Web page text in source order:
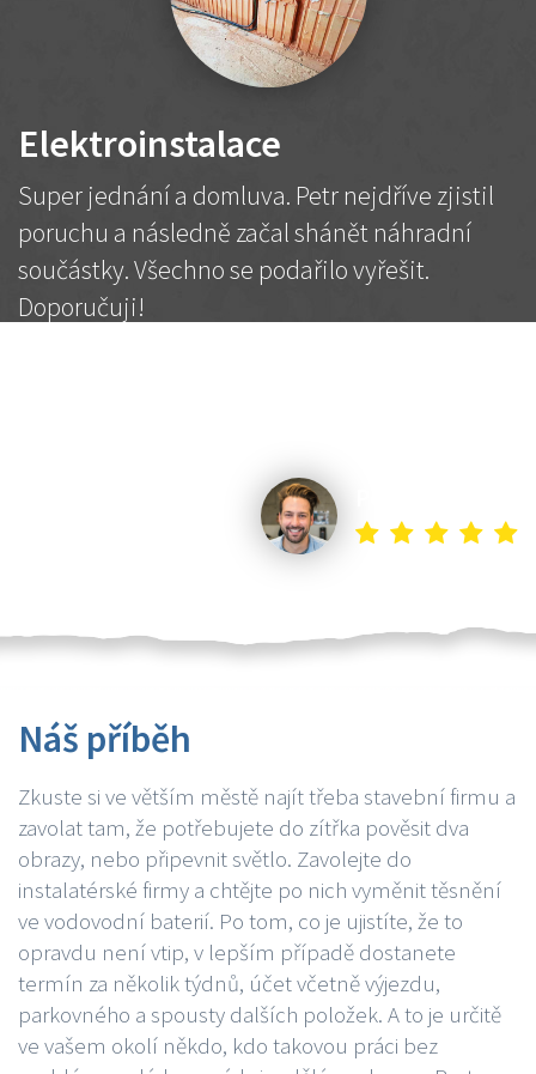
Elektroinstalace
Super jednání a domluva. Petr nejdříve zjistil
poruchu a následně začal shánět náhradní
součástky. Všechno se podařilo vyřešit.
Doporučuji!
Náš příběh
Zkuste si ve větším městě najít třeba stavební firmu a
zavolat tam, že potřebujete do zítřka pověsit dva
obrazy, nebo připevnit světlo. Zavolejte do
instalatérské firmy a chtějte po nich vyměnit těsnění
ve vodovodní baterií. Po tom, co je ujistíte, že to
opravdu není vtip, v lepším případě dostanete
termín za několik týdnů, účet včetně výjezdu,
parkovného a spousty dalších položek. A to je určitě
ve vašem okolí někdo, kdo takovou práci bez